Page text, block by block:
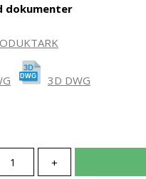
dokumenter
3D DWG
+